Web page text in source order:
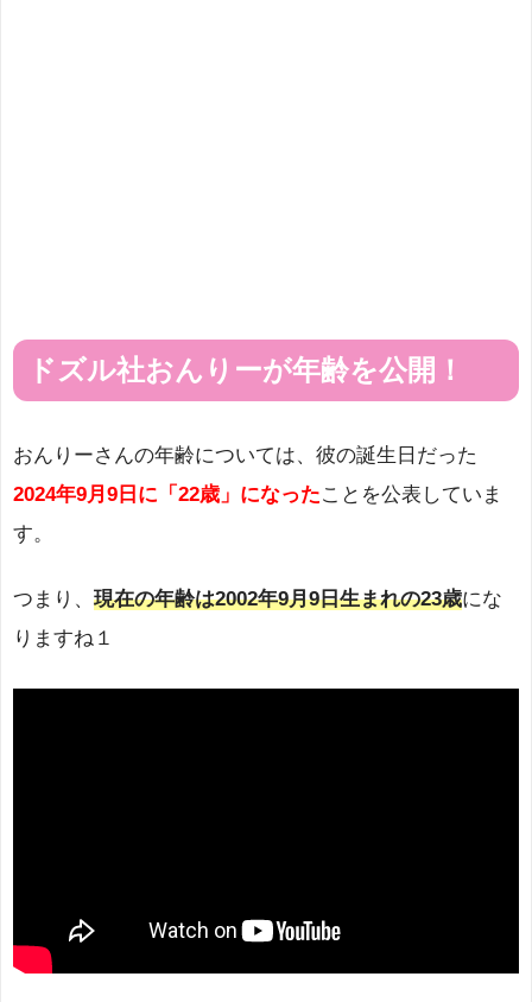
ドズル社おんりーが年齢を公開！
おんりーさんの年齢については、彼の誕生日だった
2024年9月9日に「22歳」になったことを公表していま
す。
つまり、 現在の年齢は2002年9月9日生まれの23歳にな
りますね１